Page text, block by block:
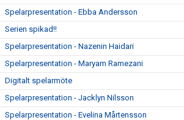
Spelarpresentation - Ebba Andersson
Serien spikad!!
Spelarpresentation - Nazenin Haidari
Spelarpresentation - Maryam Ramezani
Digitalt spelarmöte
Spelarpresentation - Jacklyn Nilsson
Spelarpresentation - Evelina Mårtensson